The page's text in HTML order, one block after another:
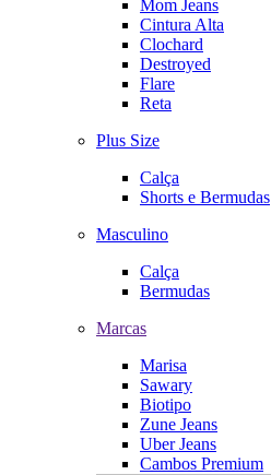
Mom Jeans
Cintura Alta
Clochard
Destroyed
Flare
Reta
Plus Size
Calça
Shorts e Bermudas
Masculino
Calça
Bermudas
Marcas
Marisa
Sawary
Biotipo
Zune Jeans
Uber Jeans
Cambos Premium